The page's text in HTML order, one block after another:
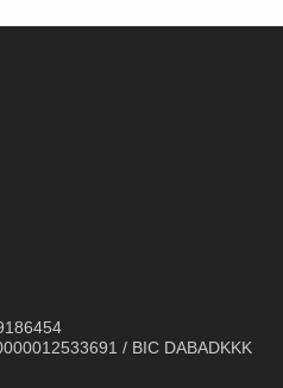
/ BIC DABADKKK